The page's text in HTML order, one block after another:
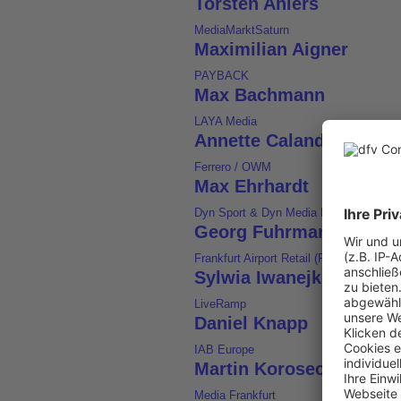
MediaMarktSaturn
Maximilian Aigner
PAYBACK
Max Bachmann
LAYA Media
Annette Calandrini
Ferrero / OWM
Max Ehrhardt
Dyn Sport & Dyn Media Networks
Georg Fuhrmann
Frankfurt Airport Retail (FAR)
Sylwia Iwanejko-
LiveRamp
Daniel Knapp
IAB Europe
Martin Korosec
Media Frankfurt